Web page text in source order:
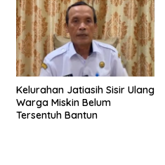
Kelurahan Jatiasih Sisir Ulang
Warga Miskin Belum
Tersentuh Bantun